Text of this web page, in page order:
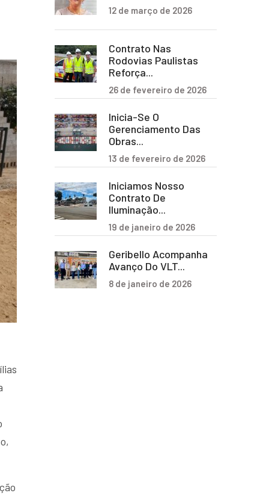
12 de março de 2026
Contrato Nas
Rodovias Paulistas
Reforça...
26 de fevereiro de 2026
Inicia-Se O
Gerenciamento Das
Obras...
13 de fevereiro de 2026
Iniciamos Nosso
Contrato De
Iluminação...
19 de janeiro de 2026
Geribello Acompanha
Avanço Do VLT...
8 de janeiro de 2026